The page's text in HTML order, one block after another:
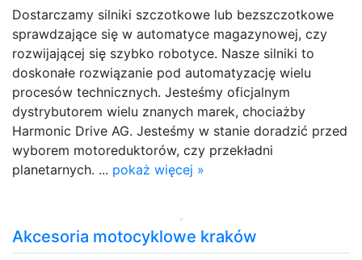
Dostarczamy silniki szczotkowe lub bezszczotkowe
sprawdzające się w automatyce magazynowej, czy
rozwijającej się szybko robotyce. Nasze silniki to
doskonałe rozwiązanie pod automatyzację wielu
procesów technicznych. Jesteśmy oficjalnym
dystrybutorem wielu znanych marek, chociażby
Harmonic Drive AG. Jesteśmy w stanie doradzić przed
wyborem motoreduktorów, czy przekładni
planetarnych. ... pokaż więcej »
Akcesoria motocyklowe kraków